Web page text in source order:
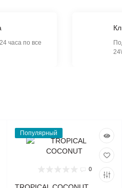
часа по все
Популярный
0